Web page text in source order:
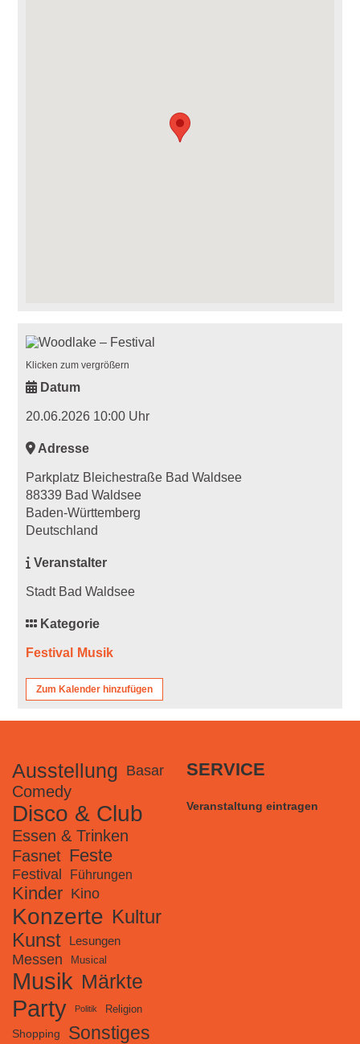
Klicken zum vergrößern
Datum
20.06.2026 10:00 Uhr
Adresse
Parkplatz Bleichestraße Bad Waldsee
88339 Bad Waldsee
Baden-Württemberg
Deutschland
Veranstalter
Stadt Bad Waldsee
Kategorie
Festival Musik
Zum Kalender hinzufügen
Ausstellung Basar
Comedy
Disco & Club
Essen & Trinken
Fasnet Feste
Festival Führungen
Kinder Kino
Konzerte Kultur
Kunst
Lesungen
Messen Musical
Musik Märkte
Party Politik Religion
Shopping Sonstiges
SERVICE
Veranstaltung eintragen